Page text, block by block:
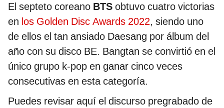
El septeto coreano BTS obtuvo cuatro victorias
en los Golden Disc Awards 2022, siendo uno
de ellos el tan ansiado Daesang por álbum del
año con su disco BE. Bangtan se convirtió en el
único grupo k-pop en ganar cinco veces
consecutivas en esta categoría.
Puedes revisar aquí el discurso pregrabado de